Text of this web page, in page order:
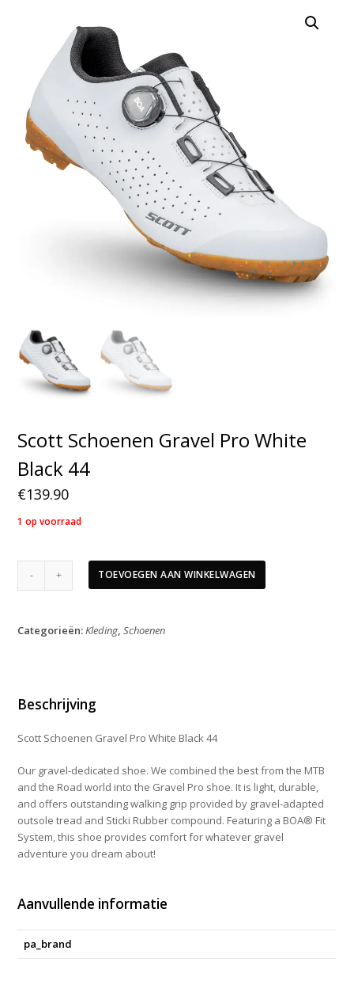
Scott Schoenen Gravel Pro White
Black 44
€139.90
1 op voorraad
Schoenen
White
TOEVOEGEN AAN WINKELWAGEN
Categorieën:Kleding,Schoenen
Beschrijving
Scott Schoenen Gravel Pro White Black 44
Our gravel-dedicated shoe. We combined the best from the MTB
and the Road world into the Gravel Pro shoe. It is light, durable,
and offers outstanding walking grip provided by gravel-adapted
outsole tread and Sticki Rubber compound. Featuring a BOA® Fit
System, this shoe provides comfort for whatever gravel
adventure you dream about!
Aanvullende informatie
pa_brand